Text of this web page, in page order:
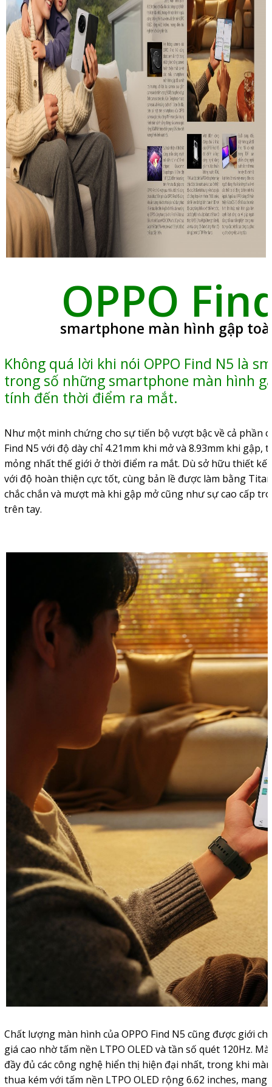
OPPO
smartphone màn hình gập
Không quá lời khi nói OPPO Find N5 là
trong số những smartphone màn hình
tính đến thời điểm ra mắt.
Như một minh chứng cho sự tiến bộ vượt bậc về cả phần
Find N5 với độ dày chỉ 4.21mm khi mở và 8.93mm khi
mỏng nhất thế giới ở thời điểm ra mắt. Dù sở hữu thiết kế
với độ hoàn thiện cực tốt, cùng bản lề được làm bằng
chắc chắn và mượt mà khi gập mở cũng như sự cao cấp
trên tay.
Chất lượng màn hình của OPPO Find N5 cũng được giới
giá cao nhờ tấm nền LTPO OLED và tần số quét 120Hz.
đầy đủ các công nghệ hiển thị hiện đại nhất, trong khi
thua kém với tấm nền LTPO OLED rộng 6.62 inches,